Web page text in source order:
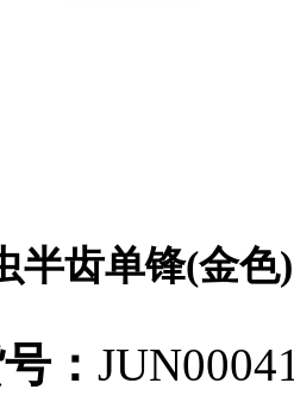
半齿单锋(金色)
：